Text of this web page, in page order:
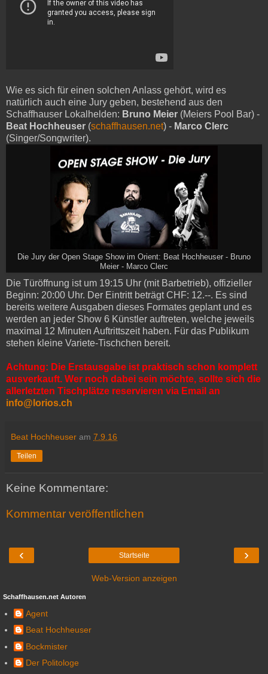
Wie es sich für einen solchen Anlass gehört, wird es
natürlich auch eine Jury geben, bestehend aus den
Schaffhauser Lokalhelden: Bruno Meier (Meiers Pool Bar) -
Beat Hochheuser (schaffhausen.net) - Marco Clerc
(Singer/Songwriter).
Die Jury der Open Stage Show im Orient: Beat Hochheuser - Bruno
Meier - Marco Clerc
Die Türöffnung ist um 19:15 Uhr (mit Barbetrieb), offizieller
Beginn: 20:00 Uhr. Der Eintritt beträgt CHF: 12.--. Es sind
bereits weitere Ausgaben dieses Formates geplant und es
werden an jeder Show 6 Künstler auftreten, welche jeweils
maximal 12 Minuten Auftrittszeit haben. Für das Publikum
stehen kleine Variete-Tischchen bereit.
Achtung: Die Erstausgabe ist praktisch schon komplett
ausverkauft. Wer noch dabei sein möchte, sollte sich die
allerletzten Tischplätze reservieren via Email an
info@lorios.ch
Beat Hochheuser am 7.9.16
Teilen
Keine Kommentare:
Kommentar veröffentlichen
‹ ›
Startseite
Web-Version anzeigen
Schaffhausen.net Autoren
Agent
Beat Hochheuser
Bockmister
Der Politologe